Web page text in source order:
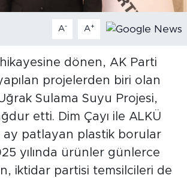
A- A+
hikayesine dönen, AK Parti
projelerden biri olan
Sulama Suyu Projesi,
etti. Dim Çayı ile ALKÜ
ay patlayan plastik borular
yılında ürünler günlerce
iktidar partisi temsilcileri de